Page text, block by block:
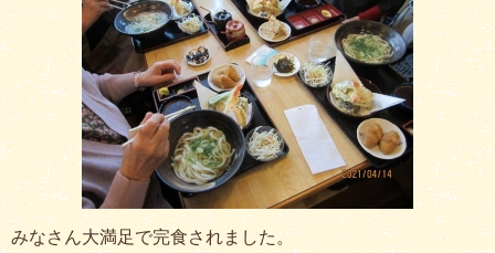
みなさん大満足で完食されました。